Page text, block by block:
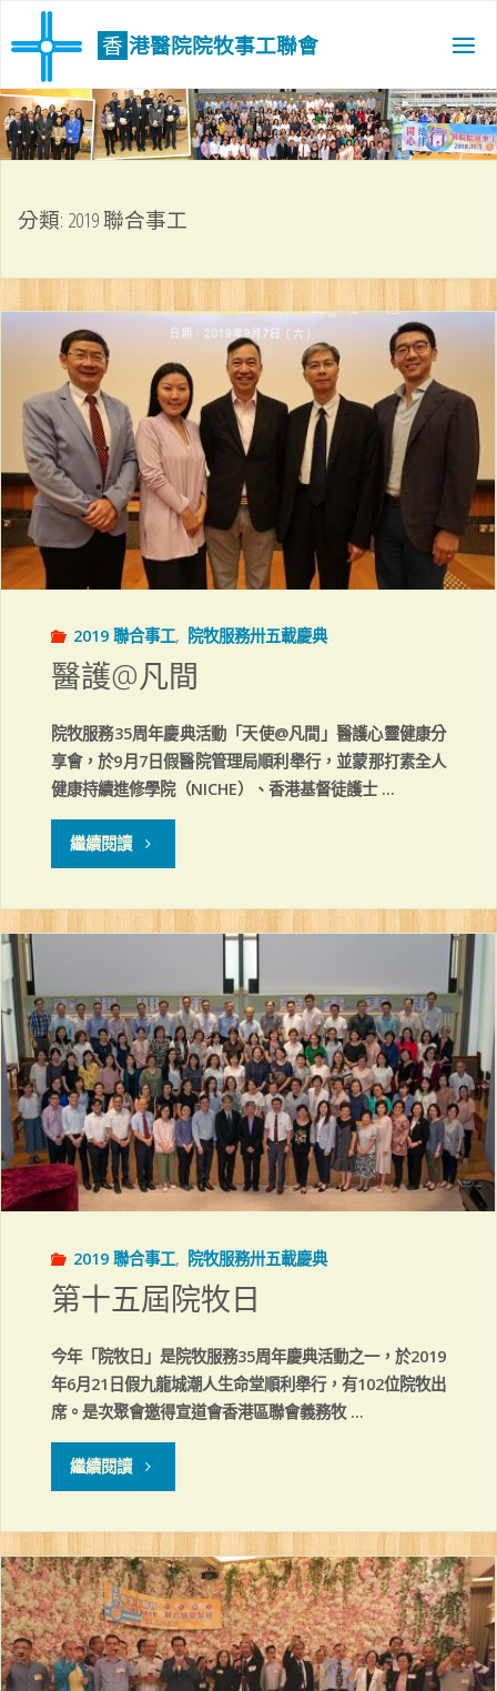
to
香 港醫院院牧事工聯會
分類: 2019 聯合事工
2019 聯合事工, 院牧服務卅五載慶典
醫護@凡間
院牧服務35周年慶典活動「天使@凡間」醫護心靈健康分
享會，於9月7日假醫院管理局順利舉行，並蒙那打素全人
健康持續進修學院（NICHE）、香港基督徒護士 …
繼續閱讀"醫
@
間"
2019 聯合事工, 院牧服務卅五載慶典
第十五屆院牧日
今年「院牧日」是院牧服務35周年慶典活動之一，於2019
年6月21日假九龍城潮人生命堂順利舉行，有102位院牧出
席。是次聚會邀得宣道會香港區聯會義務牧 …
繼續閱讀"第
五
屆
院